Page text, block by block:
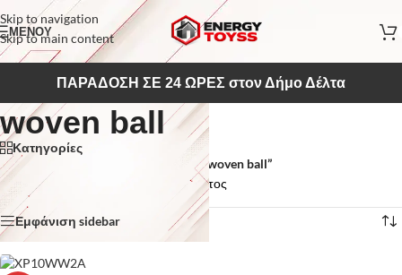
Skip to navigation
Skip to main content
ΜΕΝΟΥ
ΠΑΡΑΔΟΣΗ ΣΕ 24 ΩΡΕΣ στον Δήμο Δέλτα
woven ball
Κατηγορίες
Αρχική σελίδα
Προϊόντα με ετικέτα “woven ball”
Εμφάνιση του μοναδικού αποτελέσματος
Εμφάνιση sidebar